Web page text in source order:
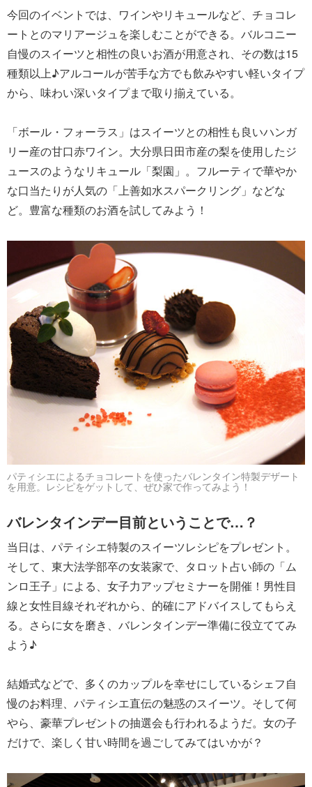
今回のイベントでは、ワインやリキュールなど、チョコレ
ートとのマリアージュを楽しむことができる。バルコニー
自慢のスイーツと相性の良いお酒が用意され、その数は15
種類以上♪アルコールが苦手な方でも飲みやすい軽いタイプ
から、味わい深いタイプまで取り揃えている。
「ボール・フォーラス」はスイーツとの相性も良いハンガ
リー産の甘口赤ワイン。大分県日田市産の梨を使用したジ
ュースのようなリキュール「梨園」。フルーティで華やか
な口当たりが人気の「上善如水スパークリング」などな
ど。豊富な種類のお酒を試してみよう！
パティシエによるチョコレートを使ったバレンタイン特製デザート
を用意。レシピをゲットして、ぜひ家で作ってみよう！
バレンタインデー目前ということで…？
当日は、パティシエ特製のスイーツレシピをプレゼント。
そして、東大法学部卒の女装家で、タロット占い師の「ム
ンロ王子」による、女子力アップセミナーを開催！男性目
線と女性目線それぞれから、的確にアドバイスしてもらえ
る。さらに女を磨き、バレンタインデー準備に役立ててみ
よう♪
結婚式などで、多くのカップルを幸せにしているシェフ自
慢のお料理、パティシエ直伝の魅惑のスイーツ。そして何
やら、豪華プレゼントの抽選会も行われるようだ。女の子
だけで、楽しく甘い時間を過ごしてみてはいかが？